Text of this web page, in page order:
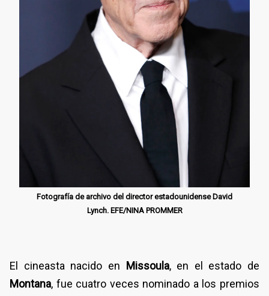
Fotografía de archivo del director estadounidense David
Lynch. EFE/NINA PROMMER
El cineasta nacido en Missoula, en el estado de
Montana, fue cuatro veces nominado a los premios